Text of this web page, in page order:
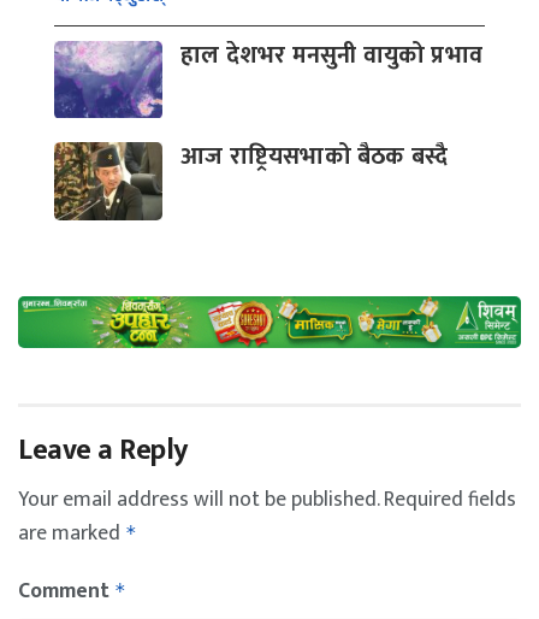
हाल देशभर मनसुनी वायुको प्रभाव
आज राष्ट्रियसभाको बैठक बस्दै
Leave a Reply
Your email address will not be published.Required fields
are marked *
Comment *